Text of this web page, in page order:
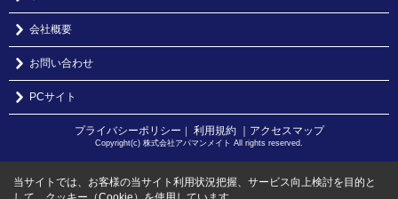
会社概要
お問い合わせ
PCサイト
プライバシーポリシー ｜ 利用規約 ｜アクセスマップ
Copyright(c) 株式会社アパマンメイト All rights reserved.
当サイトでは、お客様の当サイト利用状況把握、サービス向上検討を目的と